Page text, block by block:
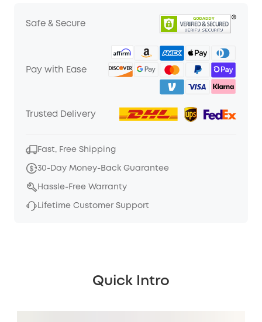
Safe & Secure
Pay with Ease
Trusted Delivery
Fast, Free Shipping
30-Day Money-Back Guarantee
Hassle-Free Warranty
Lifetime Customer Support
Quick Intro